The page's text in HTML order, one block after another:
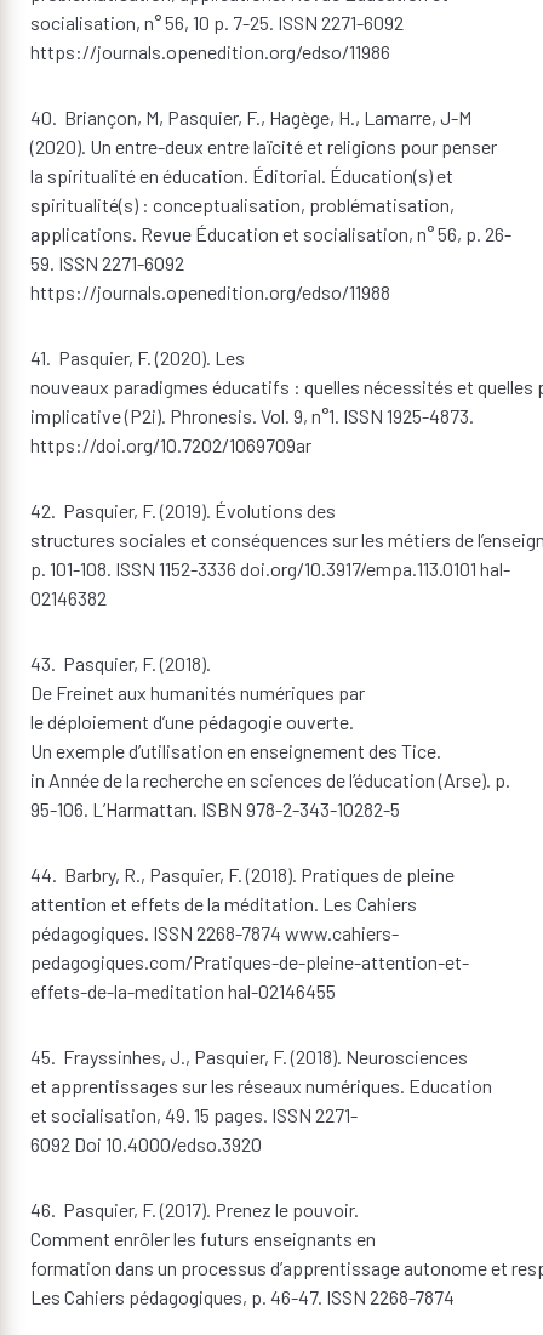
socialisation, n° 56, 10 p. 7-25. ISSN 2271-6092
https://journals.openedition.org/edso/11986
40. Briançon, M, Pasquier, F., Hagège, H., Lamarre, J-M
(2020). Un entre-deux entre laïcité et religions pour penser
la spiritualité en éducation. Éditorial. Éducation(s) et
spiritualité(s) : conceptualisation, problématisation,
applications. Revue Éducation et socialisation, n° 56, p. 26-
59. ISSN 2271-6092
https://journals.openedition.org/edso/11988
41. Pasquier, F. (2020). Les
nouveaux paradigmes éducatifs : quelles nécessités et
implicative (P2i). Phronesis. Vol. 9, n°1. ISSN 1925-4873.
https://doi.org/10.7202/1069709ar
42. Pasquier, F. (2019). Évolutions des
structures sociales et conséquences sur les métiers de
p. 101-108. ISSN 1152-3336 doi.org/10.3917/empa.113.0101 hal-
02146382
43. Pasquier, F. (2018).
De Freinet aux humanités numériques par
le déploiement d’une pédagogie ouverte.
Un exemple d’utilisation en enseignement des Tice.
in Année de la recherche en sciences de l’éducation (Arse). p.
95-106. L’Harmattan. ISBN 978-2-343-10282-5
44. Barbry, R., Pasquier, F. (2018). Pratiques de pleine
attention et effets de la méditation. Les Cahiers
pédagogiques. ISSN 2268-7874 www.cahiers-
pedagogiques.com/Pratiques-de-pleine-attention-et-
effets-de-la-meditation hal-02146455
45. Frayssinhes, J., Pasquier, F. (2018). Neurosciences
et apprentissages sur les réseaux numériques. Education
et socialisation, 49. 15 pages. ISSN 2271-
6092 Doi 10.4000/edso.3920
46. Pasquier, F. (2017). Prenez le pouvoir.
Comment enrôler les futurs enseignants en
formation dans un processus d’apprentissage autonome et
Les Cahiers pédagogiques, p. 46-47. ISSN 2268-7874